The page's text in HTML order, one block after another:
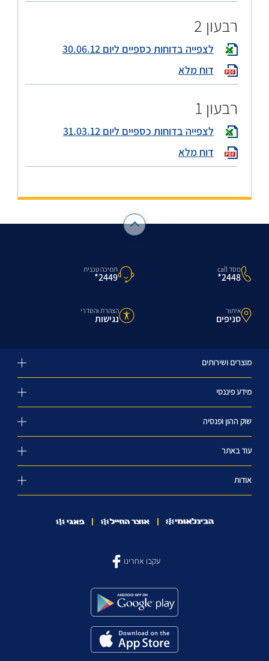
רבעון 2
לצפייה בדוחות כספיים ליום 30.06.12
דוח מלא
רבעון 1
לצפייה בדוחות כספיים ליום 31.03.12
דוח מלא
מסד call
2448*
תמיכה טכנית
2449*
איתור
סניפים
הצהרת והסדרי
נגישות
מוצרים ושירותים
מידע פיננסי
שוק ההון ופנסיה
עוד באתר
אודות
עקבו אחרינו